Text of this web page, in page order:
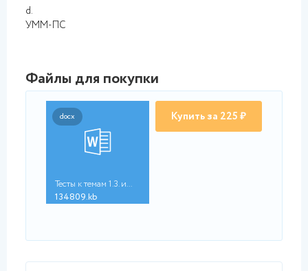
d.
УММ-ПС
Файлы для покупки
docx
Тесты к темам 1.3. и...
134809.kb
Купить за 225 ₽